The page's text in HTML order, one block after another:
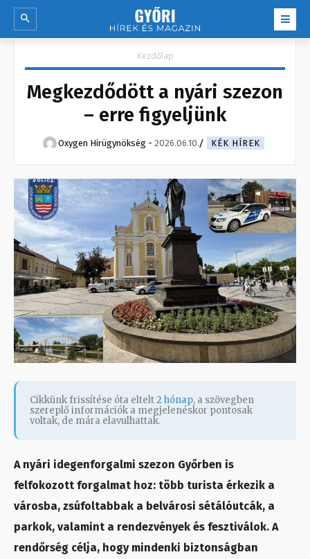
Kezdőlap
Megkezdődött a nyári szezon
– erre figyeljünk
Oxygen Hirügynökség - 2026.06.10. KÉK HÍREK
Cikkünk frissítése óta eltelt2 hónap, a szövegben
szereplő információk a megjelenéskor pontosak
voltak, de mára elavulhattak.
A nyári idegenforgalmi szezon Győrben is
felfokozott forgalmat hoz: több turista érkezik a
városba, zsúfoltabbak a belvárosi sétálóutcák, a
parkok, valamint a rendezvények és fesztiválok. A
rendőrség célja, hogy mindenki biztonságban